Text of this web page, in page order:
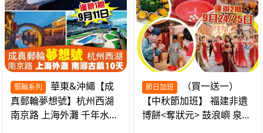
郵輪系列
真郵輪夢想號】杭州西湖
南京路 上海外灘 千年水鄉
節日加班
【中秋節加班】 福建非遺
博餅<奪狀元> 鼓浪嶼 泉州